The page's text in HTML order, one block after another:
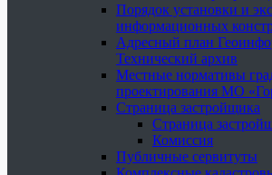
Порядок установки и
информационных
Адресный план
Технический архив
Местные нормативы
проектирования МО
Страница застройщика
Страница
Комиссия
Публичные сервитуты